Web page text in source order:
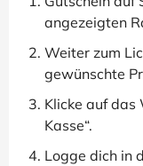
angezeigten
Weiter zum
gewünschte
Klicke auf das
Kasse“.
Logge dich in